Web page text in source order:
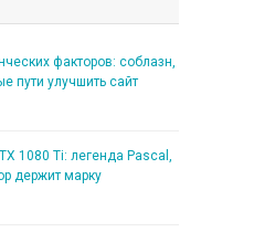
факторов: соблазн,
пути улучшить сайт
1080 Ti: легенда Pascal,
держит марку